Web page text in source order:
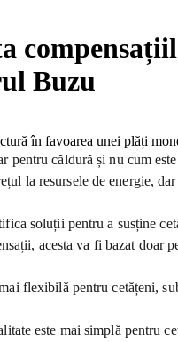
Buzu
căldură și nu cum
la resursele de energie,
soluții pentru a susține
acesta va fi bazat
flexibilă pentru cetățeni,
este mai simplă